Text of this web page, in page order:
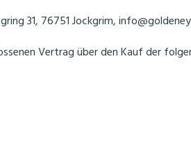
31, 76751 Jockgrim,
Vertrag über den Kauf der